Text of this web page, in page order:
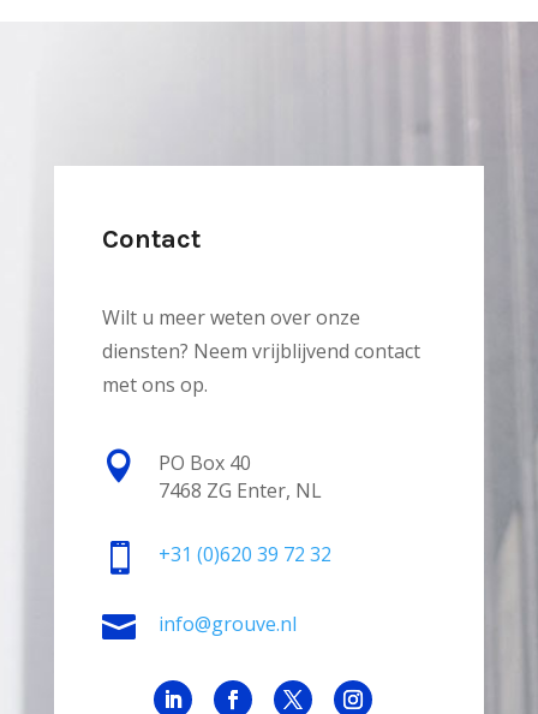
Contact
Wilt u meer weten over onze
diensten? Neem vrijblijvend contact
met ons op.

PO Box 40
7468 ZG Enter, NL
 +31 (0)620 39 72 32
 info@grouve.nl